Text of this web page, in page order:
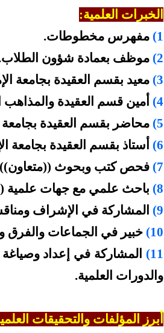
الخبرات العلمية:
1) مفهرس مخطوطات.
2) موظف بعمادة شؤون
3) معيد بقسم العقيدة بجامعة
4)
أمين قسم العقيدة والمذاهب
5) محاضر بقسم العقيدة بجامعة
6)
أستاذ بقسم العقيدة بجامعة
7) فحص كتب وبحوث
8) باحث علمي مع جهات علمية
9)
المشاركة في الإشراف
10) خبير في الجماعات والفرق
11)
المشاركة في إعداد وصياغة
والدورات العلمية.
أبرز المؤلفات والتحقيقات